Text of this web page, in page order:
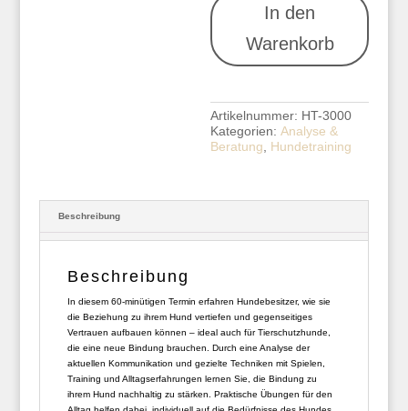
zu?!“
Bindung
stärken
und
Halter
Menge
In den
Warenkorb
r
a
e
:
Artikelnummer: HT-3000
Kategorien:Analyse &
Beratung
Hundetraining
Beschreibung
Beschreibung
In diesem 60-minütigen Termin erfahren Hundebesitzer, wie sie
die Beziehung zu ihrem Hund vertiefen und gegenseitiges
Vertrauen aufbauen können – ideal auch für Tierschutzhunde,
die eine neue Bindung brauchen. Durch eine Analyse der
aktuellen Kommunikation und gezielte Techniken mit Spielen,
Training und Alltagserfahrungen lernen Sie, die Bindung zu
ihrem Hund nachhaltig zu stärken. Praktische Übungen für den